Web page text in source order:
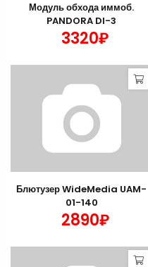
Модуль обхода иммоб.
PANDORA DI-3
3320₽
Блютузер WideMedia UAM-
01-140
2890₽